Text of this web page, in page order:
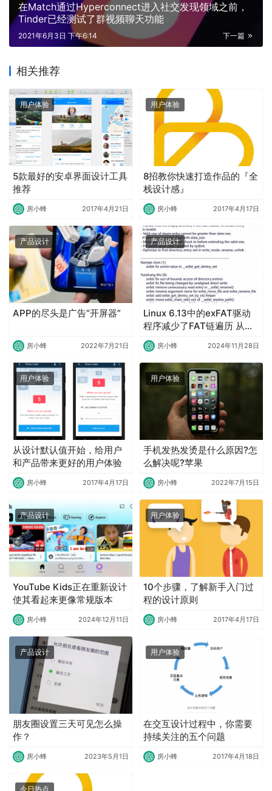
在Match通过Hyperconnect进入社交发现领域之前，
Tinder已经测试了群视频聊天功能
下一篇
2021年6月3日 下午6:14
相关推荐
用户体验
5款最好的安卓界面设计工具
推荐
房小蜂 2017年4月21日
用户体验
8招教你快速打造作品的『全
栈设计感』
房小蜂 2017年4月17日
产品设计
APP的尽头是广告“开屏器”
房小蜂 2022年7月21日
产品设计
Linux 6.13中的exFAT驱动
程序减少了FAT链遍历 从而
提高了性能
房小蜂 2024年11月28日
用户体验
从设计默认值开始，给用户
和产品带来更好的用户体验
房小蜂 2017年4月17日
用户体验
手机发热发烫是什么原因?怎
么解决呢?苹果
房小蜂 2022年7月15日
产品设计
YouTube Kids正在重新设计
使其看起来更像常规版本
房小蜂 2024年12月11日
用户体验
10个步骤，了解新手入门过
程的设计原则
房小蜂 2017年4月17日
产品设计
朋友圈设置三天可见怎么操
作？
房小蜂 2023年5月1日
用户体验
在交互设计过程中，你需要
持续关注的五个问题
房小蜂 2017年4月18日
今日热点